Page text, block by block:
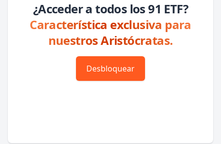
¿Acceder a todos los 91 ETF?
Característica exclusiva para
nuestros Aristócratas.
Desbloquear